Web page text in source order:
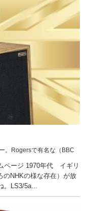
。Rogersで有名な（BBC
ページ 1970年代 イギリ
のNHKの様な存在）が放
。LS3/5a...